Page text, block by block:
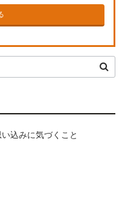
込みに気づくこと